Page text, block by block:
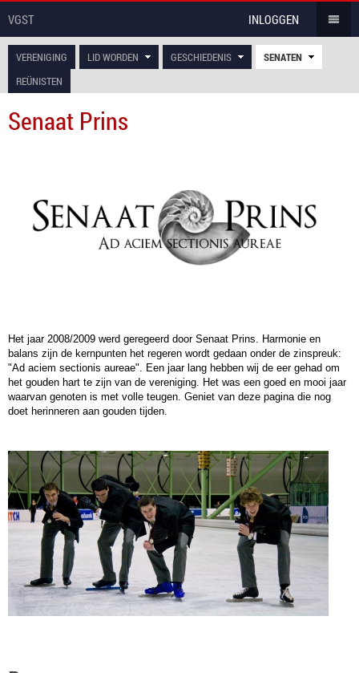
VGST INLOGGEN
VERENIGING LID WORDEN GESCHIEDENIS
SENATEN
REÜNISTEN
Senaat Prins
Het jaar 2008/2009 werd geregeerd door Senaat Prins. Harmonie en
balans zijn de kernpunten het regeren wordt gedaan onder de zinspreuk:
"Ad aciem sectionis aureae". Een jaar lang hebben wij de eer gehad om
het gouden hart te zijn van de vereniging. Het was een goed en mooi jaar
waarvan genoten is met volle teugen. Geniet van deze pagina die nog
doet herinneren aan gouden tijden.